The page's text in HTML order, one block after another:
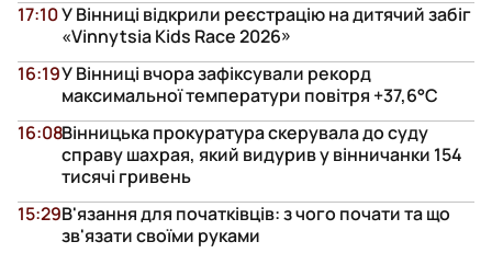
У Вінниці відкрили реєстрацію на дитячий забіг
«Vinnytsia Kids Race 2026»
17:10
У Вінниці вчора зафіксували рекорд
максимальної температури повітря +37,6°С
16:19
Вінницька прокуратура скерувала до суду
справу шахрая, який видурив у вінничанки 154
тисячі гривень
16:08
В'язання для початківців: з чого почати та що
зв'язати своїми руками
15:29